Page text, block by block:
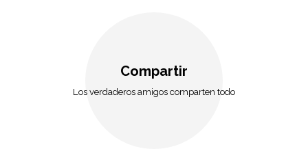
Compartir
Los verdaderos amigos comparten todo